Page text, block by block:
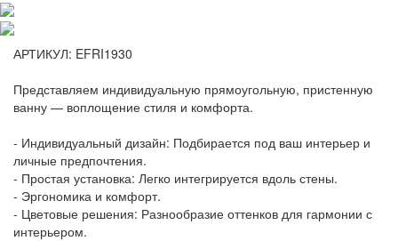
АРТИКУЛ: EFRI1930
Представляем индивидуальную прямоугольную, пристенную
ванну — воплощение стиля и комфорта.
- Индивидуальный дизайн: Подбирается под ваш интерьер и
личные предпочтения.
- Простая установка: Легко интегрируется вдоль стены.
- Эргономика и комфорт.
- Цветовые решения: Разнообразие оттенков для гармонии с
интерьером.